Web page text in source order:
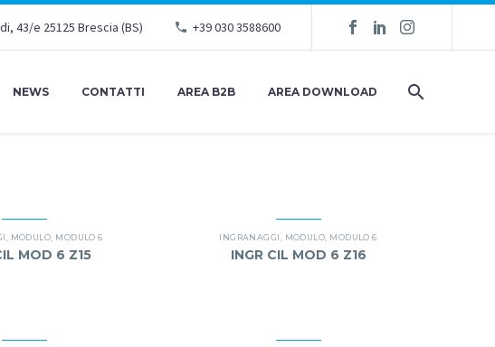
43/e 25125 Brescia (BS) +39 030 3588600
NEWS CONTATTI AREA B2B AREA DOWNLOAD
MODULO MODULO 6
MOD 6 Z15
INGRANAGGI MODULO MODULO 6
INGR CIL MOD 6 Z16